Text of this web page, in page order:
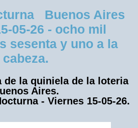
Buenos Aires
05-26 - ocho mil
sesenta y uno a la
cabeza.
de la quiniela de la loteria
Aires.
- Viernes 15-05-26.